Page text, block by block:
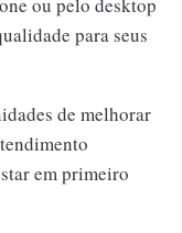
para seus
de melhorar
em primeiro